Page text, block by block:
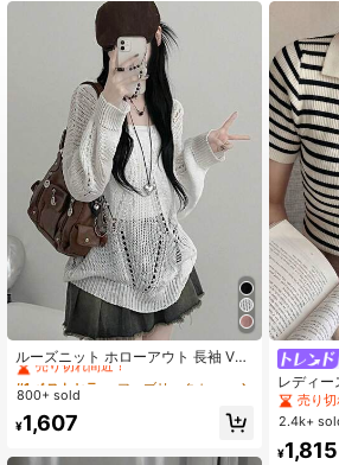
ルーズニット ホローアウト 長袖 Vネ
ック カバーアップセーター ホワイト
秋
#1 ベストセラー
売り切れ間近！
#1 ベストセラー
売り切れ間近！
#1 ベストセラー
売り切れ間近！
#1 ベストセラー
売り切れ間近！
800+ sold
¥1,607
レディー
ラー ラ
夏新作
ン風トッ
売り切
2.4k+
¥1,815